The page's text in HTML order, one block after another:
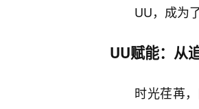
UU，成为
UU赋能：从
时光荏苒